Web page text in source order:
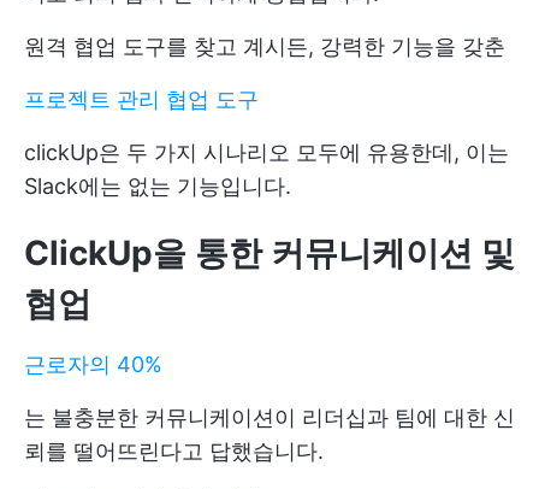
원격 협업 도구를 찾고 계시든, 강력한 기능을 갖춘
프로젝트 관리 협업 도구
clickUp은 두 가지 시나리오 모두에 유용한데, 이는
Slack에는 없는 기능입니다.
ClickUp을 통한 커뮤니케이션 및
협업
근로자의 40%
는 불충분한 커뮤니케이션이 리더십과 팀에 대한 신
뢰를 떨어뜨린다고 답했습니다.